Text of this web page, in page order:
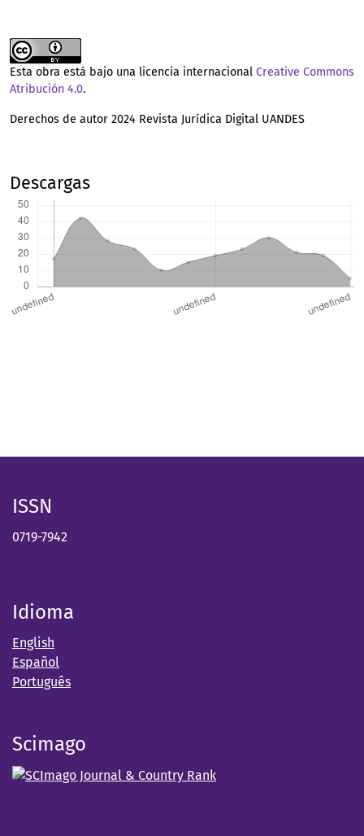
Esta obra está bajo una licencia internacional Creative Commons
Atribución 4.0.
Derechos de autor 2024 Revista Jurídica Digital UANDES
Descargas
ISSN
0719-7942
Idioma
English
Español
Português
Scimago